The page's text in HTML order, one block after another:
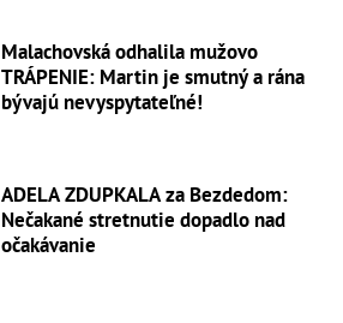
Malachovská odhalila mužovo
TRÁPENIE: Martin je smutný a rána
bývajú nevyspytateľné!
ADELA ZDUPKALA za Bezdedom:
Nečakané stretnutie dopadlo nad
očakávanie